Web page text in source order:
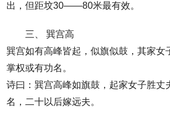
出，但距坟30——80米最有效。
三、 巽宫高
巽宫如有高峰皆起，似旗似鼓，其家女
掌权或有功名。
诗曰：巽宫高峰如旗鼓，起家女子胜丈
名，二十以后嫁远夫。